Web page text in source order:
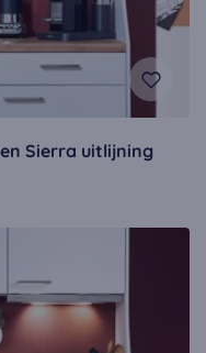
Sierra uitlijning